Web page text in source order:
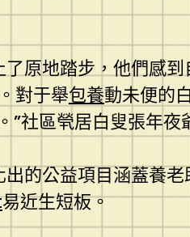
原地踏步，他們感
對于舉包養動未便的
。”社區煢居白叟張年
的公益項目涵蓋養
易近生短板。